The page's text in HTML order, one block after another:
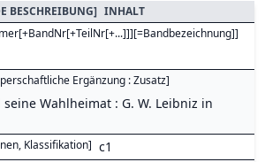
BESCHREIBUNG] INHALT
]
Ergänzung : Zusatz]
Wahlheimat : G. W. Leibniz in
Klassifikation] c1